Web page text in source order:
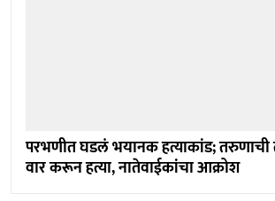
परभणीत घडलं भयानक हत्याकांड; तरुणाची
वार करून हत्या, नातेवाईकांचा आक्रोश